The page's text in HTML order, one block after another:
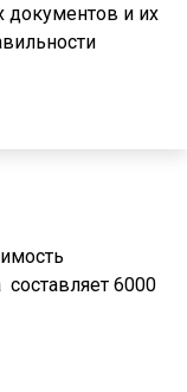
документов и их
6000